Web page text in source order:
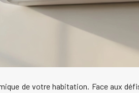
de votre habitation. Face aux